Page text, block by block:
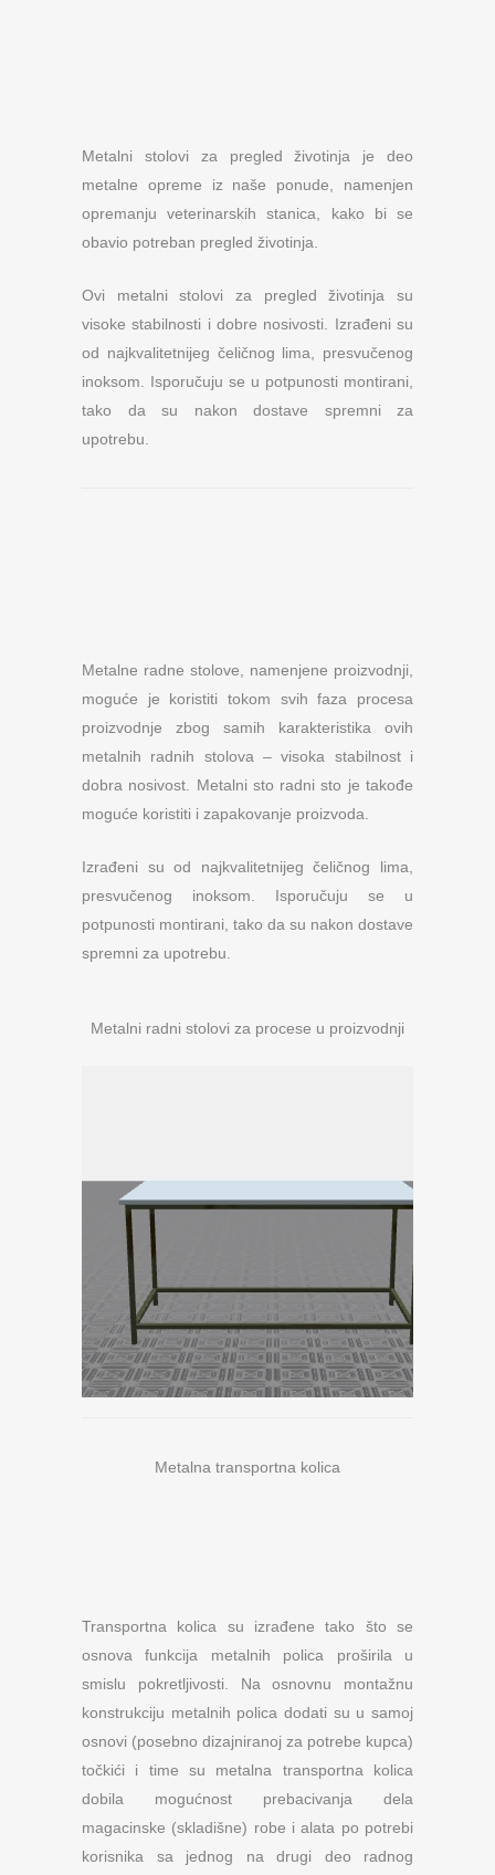
Metalni stolovi za pregled životinja je deo
metalne opreme iz naše ponude, namenjen
opremanju veterinarskih stanica, kako bi se
obavio potreban pregled životinja.
Ovi metalni stolovi za pregled životinja su
visoke stabilnosti i dobre nosivosti. Izrađeni su
od najkvalitetnijeg čeličnog lima, presvučenog
inoksom. Isporučuju se u potpunosti montirani,
tako da su nakon dostave spremni za
upotrebu.
Metalne radne stolove, namenjene proizvodnji,
moguće je koristiti tokom svih faza procesa
proizvodnje zbog samih karakteristika ovih
metalnih radnih stolova – visoka stabilnost i
dobra nosivost. Metalni sto radni sto je takođe
moguće koristiti i zapakovanje proizvoda.
Izrađeni su od najkvalitetnijeg čeličnog lima,
presvučenog inoksom. Isporučuju se u
potpunosti montirani, tako da su nakon dostave
spremni za upotrebu.
Metalni radni stolovi za procese u proizvodnji
Metalna transportna kolica
Transportna kolica su izrađene tako što se
osnova funkcija metalnih polica proširila u
smislu pokretljivosti. Na osnovnu montažnu
konstrukciju metalnih polica dodati su u samoj
osnovi (posebno dizajniranoj za potrebe kupca)
točkići i time su metalna transportna kolica
dobila mogućnost prebacivanja dela
magacinske (skladišne) robe i alata po potrebi
korisnika sa jednog na drugi deo radnog